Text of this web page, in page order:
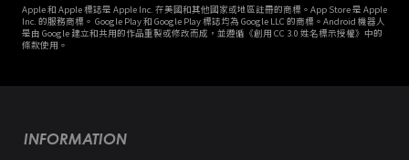
Apple 和 Apple 標誌是 Apple Inc. 在美國和其他國家或地區註冊的商標。App Store 是 Apple
Inc. 的服務商標。 Google Play 和 Google Play 標誌均為 Google LLC 的商標。Android 機器人
是由 Google 建立和共用的作品重製或修改而成，並遵循《創用 CC 3.0 姓名標示授權》中的
條款使用。
INFORMATION